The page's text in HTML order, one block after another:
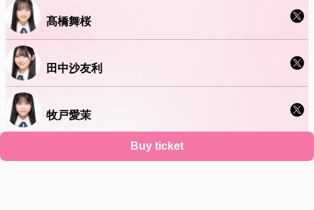
髙橋舞桜
田中沙友利
牧戸愛茉
渡邉葵心
Buy ticket